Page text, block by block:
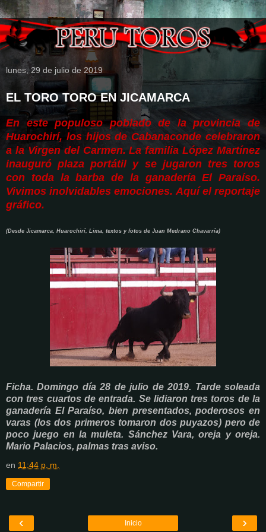
lunes, 29 de julio de 2019
EL TORO TORO EN JICAMARCA
En este populoso poblado de la provincia de
Huarochirí, los hijos de Cabanaconde celebraron
a la Virgen del Carmen. La familia López Martínez
inauguró plaza portátil y se jugaron tres toros
con toda la barba de la ganadería El Paraíso.
Vivimos inolvidables emociones. Aquí el reportaje
gráfico.
(Desde Jicamarca, Huarochirí, Lima, textos y fotos de Juan Medrano Chavarría)
Ficha. Domingo día 28 de julio de 2019. Tarde soleada
con tres cuartos de entrada. Se lidiaron tres toros de la
ganadería El Paraíso, bien presentados, poderosos en
varas (los dos primeros tomaron dos puyazos) pero de
poco juego en la muleta. Sánchez Vara, oreja y oreja.
Mario Palacios, palmas tras aviso.
en 11:44 p. m.
Compartir
‹ ›
Inicio